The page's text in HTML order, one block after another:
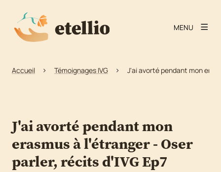
MENU
Accueil Témoignages IVG J'ai avorté pendant mon
J'ai avorté pendant mon
erasmus à l'étranger - Oser
parler, récits d'IVG Ep7